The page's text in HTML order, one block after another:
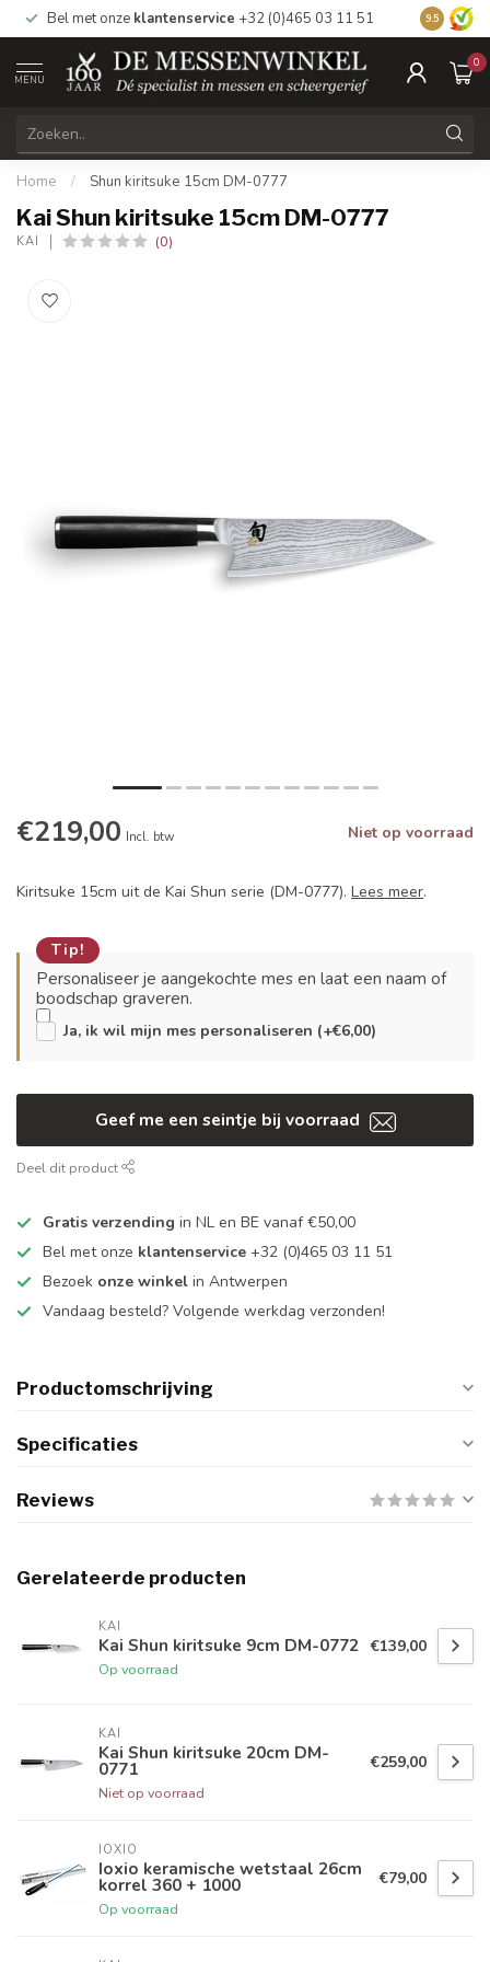
Bel met onze klantenservice +32 (0)465 03 11 51 Bezoek
9.5
MENU
0
Home / Shun kiritsuke 15cm DM-0777
Kai Shun kiritsuke 15cm DM-0777
KAI (0)
€219,00 Incl. btw Niet op voorraad
Kiritsuke 15cm uit de Kai Shun serie (DM-0777). Lees meer.
Tip!
Personaliseer je aangekochte mes en laat een naam of
boodschap graveren.
Ja, ik wil mijn mes personaliseren (+€6,00)
Geef me een seintje bij voorraad
Deel dit product
Gratis verzending in NL en BE vanaf €50,00
Bel met onze klantenservice +32 (0)465 03 11 51
Bezoek onze winkel in Antwerpen
Vandaag besteld? Volgende werkdag verzonden!
Productomschrijving
Specificaties
Reviews
Gerelateerde producten
KAI
Kai Shun kiritsuke 9cm DM-0772
Op voorraad
€139,00
KAI
Kai Shun kiritsuke 20cm DM-
0771
Niet op voorraad
€259,00
IOXIO
Ioxio keramische wetstaal 26cm
korrel 360 + 1000
Op voorraad
€79,00